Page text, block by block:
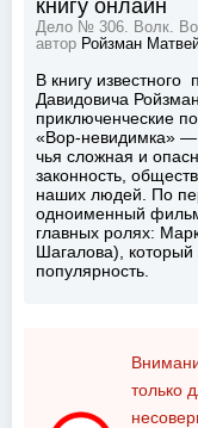
книгу онлайн
Дело № 306. Волк.
автор Ройзман
В книгу известного
Давидовича
приключенческие
«Вор-невидимка» —
чья сложная и
законность,
наших людей. По
одноименный
главных ролях:
Шагалова), который
популярность.
только